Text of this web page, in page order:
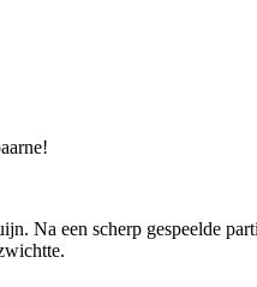
Na een scherp gespeelde